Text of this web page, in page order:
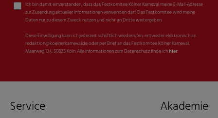
Ich bin damit einverstanden, dass das Festkomitee Kölner Karneval meine E-Mail-Adresse
zur Zusendung aktueller Informationen verwenden darf. Das Festkomitee wird meine
Daten nur zu diesem Zweck nutzen und nicht an Dritte weitergeben.
Diese Einwilligung kann ich jederzeit schriftlich wiederrufen, entweder elektronisch an
redaktion@koelnerkarneval.de oder per Brief an das Festkomitee Kölner Karneval,
Maarweg 134, 50825 Köln. Alle Informationen zum Datenschutz finde ichhier.
Service Akademie